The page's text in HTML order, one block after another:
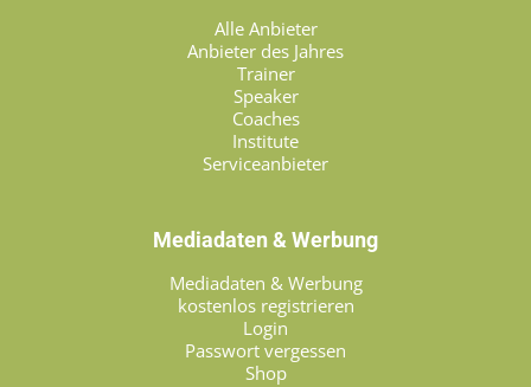
Alle Anbieter
Anbieter des Jahres
Trainer
Speaker
Coaches
Institute
Serviceanbieter
Mediadaten & Werbung
Mediadaten & Werbung
kostenlos registrieren
Login
Passwort vergessen
Shop